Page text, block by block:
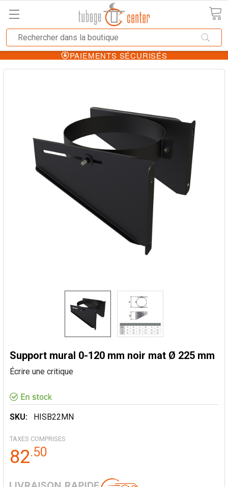
PAIEMENTS SÉCURISÉS
Support mural 0-120 mm noir mat Ø 225 mm
Écrire une critique
SKU: HISB22MN
TAXES COMPRISES
82.50